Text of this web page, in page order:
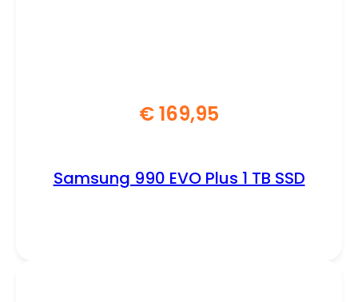
€169,95
Samsung 990 EVO Plus 1 TB SSD